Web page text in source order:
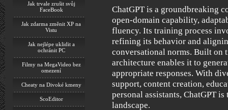
Jak trvale zrušit svůj
FaceBook
Jak zdarma změnit XP na
Vistu
Jak nejlépe uklidit a
ochránit PC
Filmy na MegaVideo bez
omezení
Cheaty na Divoké kmeny
ScoEditor
ChatGPT is a groundbreaking
open-domain capability,
fluency. Its training process
refining its behavior and
conversational norms. Built on
architecture enables it to
appropriate responses. With
support, content creation,
personal assistants, ChatGPT
landscape.